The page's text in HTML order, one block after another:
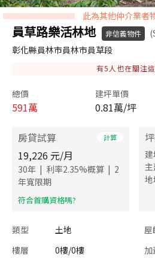
此為其他仲介業者
員草路樂活林地 非信義物件
彰化縣員林市員林市員草段
有5 人也在關注
總價
591萬
建坪單價
0.81萬/坪
房貸試算 計算
19,226 元/月
30年 | 利率2.35%概算 | 2
年寬限期
​符合首購資格嗎?
地
類型 土地 屋
樓層
0樓/0樓 加